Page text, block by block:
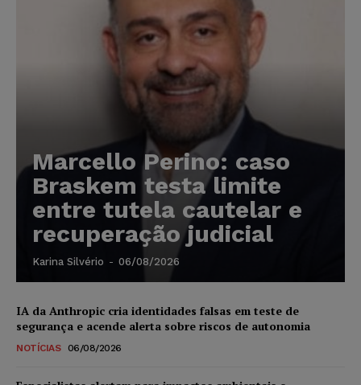
Marcello Perino: caso
Braskem testa limite
entre tutela cautelar e
recuperação judicial
Karina Silvério - 06/08/2026
IA da Anthropic cria identidades falsas em teste de
segurança e acende alerta sobre riscos de autonomia
NOTÍCIAS 06/08/2026